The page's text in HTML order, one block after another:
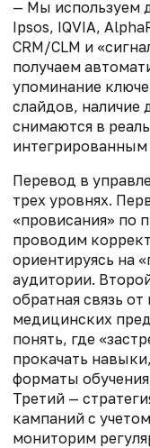
— Мы используем
Ipsos, IQVIA,
CRM/CLM и
получаем
упоминание
слайдов, наличие
снимаются в
Перевод в
трех уровнях.
«провисания» по
проводим
ориентируясь на
аудитории.
обратная связь
медицинских
понять, где
прокачать
форматы
Третий —
кампаний с
мониторим